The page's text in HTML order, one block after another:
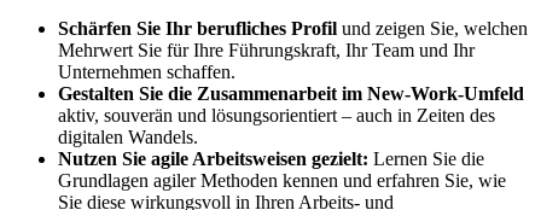
Schärfen Sie Ihr berufliches Profil und zeigen Sie, welchen
Mehrwert Sie für Ihre Führungskraft, Ihr Team und Ihr
Unternehmen schaffen.
Gestalten Sie die Zusammenarbeit im New-Work-Umfeld
aktiv, souverän und lösungsorientiert – auch in Zeiten des
digitalen Wandels.
Nutzen Sie agile Arbeitsweisen gezielt: Lernen Sie die
Grundlagen agiler Methoden kennen und erfahren Sie, wie
Sie diese wirkungsvoll in Ihren Arbeits- und